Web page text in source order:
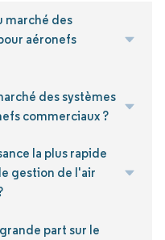
marché des
aéronefs
des systèmes
commerciaux ?
la plus rapide
gestion de l'air
part sur le